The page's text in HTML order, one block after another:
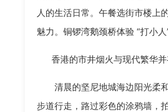
人的生活日常。午餐选街市楼上
魅力。铜锣湾鹅颈桥体验 “打小
香港的市井烟火与现代繁华
清晨的坚尼地城海边阳光柔
步道行走，路过彩色的涂鸦墙，